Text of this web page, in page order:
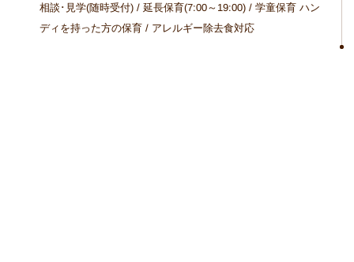
相談･見学(随時受付) / 延長保育(7:00～19:00) / 学童保育 ハン
ディを持った方の保育 / アレルギー除去食対応